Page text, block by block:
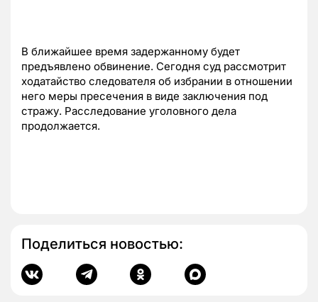
В ближайшее время задержанному будет
предъявлено обвинение. Сегодня суд рассмотрит
ходатайство следователя об избрании в отношении
него меры пресечения в виде заключения под
стражу. Расследование уголовного дела
продолжается.
Поделиться новостью: